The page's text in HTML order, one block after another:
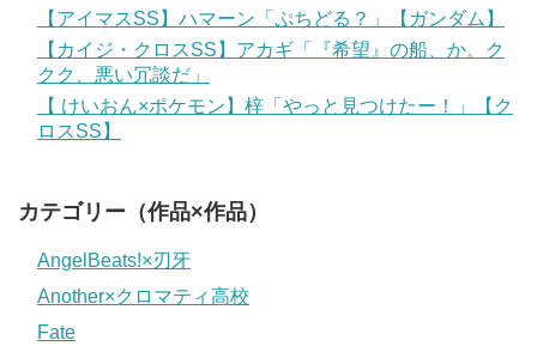
【アイマスSS】ハマーン「ぷちどる？」【ガンダム】
【カイジ・クロスSS】アカギ「『希望』の船、か。ク
クク、悪い冗談だ」
【 けいおん×ポケモン】梓「やっと見つけたー！」【ク
ロスSS】
カテゴリー（作品×作品）
AngelBeats!×刃牙
Another×クロマティ高校
Fate